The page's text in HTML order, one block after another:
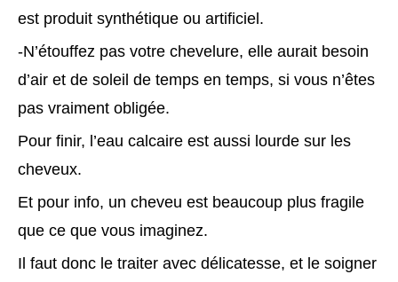
est produit synthétique ou artificiel.
-N’étouffez pas votre chevelure, elle aurait besoin
d’air et de soleil de temps en temps, si vous n’êtes
pas vraiment obligée.
Pour finir, l’eau calcaire est aussi lourde sur les
cheveux.
Et pour info, un cheveu est beaucoup plus fragile
que ce que vous imaginez.
Il faut donc le traiter avec délicatesse, et le soigner